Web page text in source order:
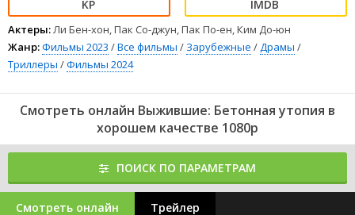
Актеры:Ли Бен-хон, Пак Со-джун, Пак По-ен, Ким До-юн
Жанр:Фильмы 2023 /Все фильмы / Зарубежные /Драмы /
Триллеры /Фильмы 2024
Смотреть онлайн Выжившие: Бетонная утопия в
хорошем качестве 1080p
ПОИСК ПО ПАРАМЕТРАМ
Смотреть онлайн Трейлер